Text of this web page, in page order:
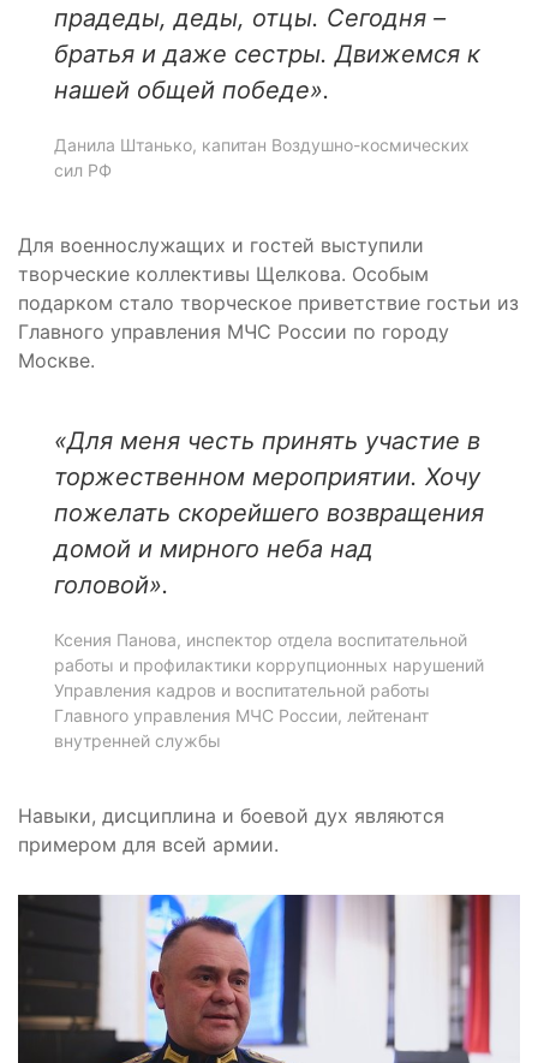
прадеды, деды, отцы. Сегодня –
братья и даже сестры. Движемся к
нашей общей победе».
Данила Штанько, капитан Воздушно-космических
сил РФ
Для военнослужащих и гостей выступили
творческие коллективы Щелкова. Особым
подарком стало творческое приветствие гостьи из
Главного управления МЧС России по городу
Москве.
«Для меня честь принять участие в
торжественном мероприятии. Хочу
пожелать скорейшего возвращения
домой и мирного неба над
головой».
Ксения Панова, инспектор отдела воспитательной
работы и профилактики коррупционных нарушений
Управления кадров и воспитательной работы
Главного управления МЧС России, лейтенант
внутренней службы
Навыки, дисциплина и боевой дух являются
примером для всей армии.